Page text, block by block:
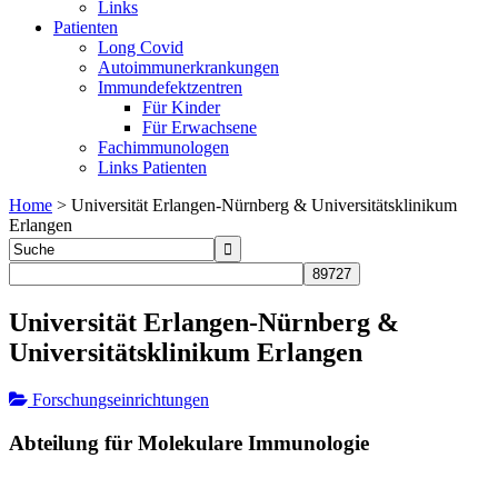
Links
Patienten
Long Covid
Autoimmunerkrankungen
Immundefektzentren
Für Kinder
Für Erwachsene
Fachimmunologen
Links Patienten
Home > Universität Erlangen-Nürnberg & Universitätsklinikum
Erlangen
Universität Erlangen-Nürnberg &
Universitätsklinikum Erlangen
Forschungseinrichtungen
Abteilung für Molekulare Immunologie